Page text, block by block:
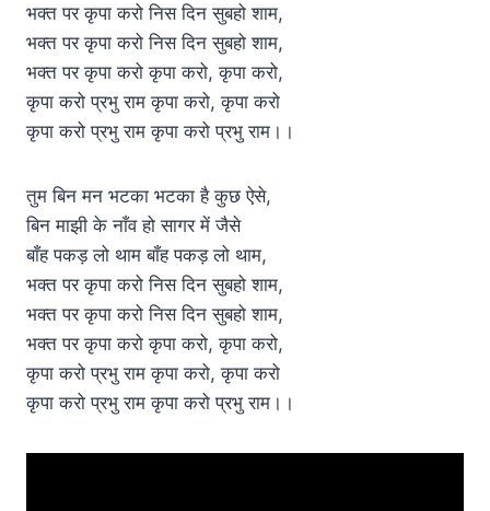
भक्त पर कृपा करो निस दिन सुबहो शाम,
भक्त पर कृपा करो निस दिन सुबहो शाम,
भक्त पर कृपा करो कृपा करो, कृपा करो,
कृपा करो प्रभु राम कृपा करो, कृपा करो
कृपा करो प्रभु राम कृपा करो प्रभु राम।।
तुम बिन मन भटका भटका है कुछ ऐसे,
बिन माझी के नाँव हो सागर में जैसे
बाँह पकड़ लो थाम बाँह पकड़ लो थाम,
भक्त पर कृपा करो निस दिन सुबहो शाम,
भक्त पर कृपा करो निस दिन सुबहो शाम,
भक्त पर कृपा करो कृपा करो, कृपा करो,
कृपा करो प्रभु राम कृपा करो, कृपा करो
कृपा करो प्रभु राम कृपा करो प्रभु राम।।